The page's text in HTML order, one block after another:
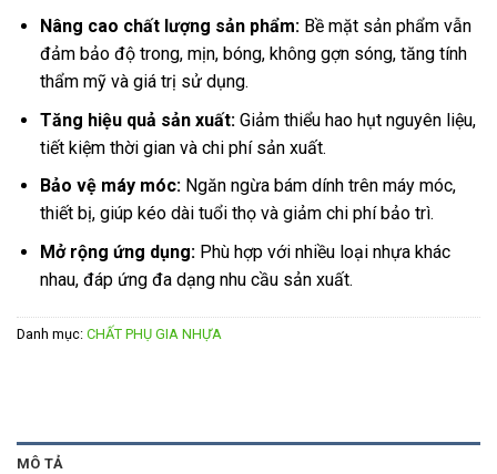
Nâng cao chất lượng sản phẩm:Bề mặt sản phẩm vẫn
đảm bảo độ trong, mịn, bóng, không gợn sóng, tăng tính
thẩm mỹ và giá trị sử dụng.
Tăng hiệu quả sản xuất:Giảm thiểu hao hụt nguyên liệu,
tiết kiệm thời gian và chi phí sản xuất.
Bảo vệ máy móc:Ngăn ngừa bám dính trên máy móc,
thiết bị, giúp kéo dài tuổi thọ và giảm chi phí bảo trì.
Mở rộng ứng dụng:Phù hợp với nhiều loại nhựa khác
nhau, đáp ứng đa dạng nhu cầu sản xuất.
Danh mục: CHẤT PHỤ GIA NHỰA
MÔ TẢ